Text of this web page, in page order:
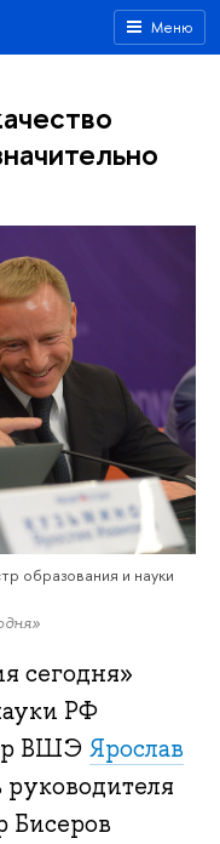
Меню
образования и науки
сегодня»
РФ
ВШЭ Ярослав
руководителя
Бисеров